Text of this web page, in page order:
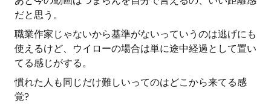
だと思う。
職業作家じゃないから基準がないっていうのは逃げにも
使えるけど、ウイローの場合は単に途中経過として置い
てる感じがする。
慣れた人も同じだけ難しいってのはどこから来てる感
覚?